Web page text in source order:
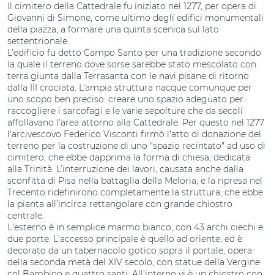
Il cimitero della Cattedrale fu iniziato nel 1277, per opera di
Giovanni di Simone, come ultimo degli edifici monumentali
della piazza, a formare una quinta scenica sul lato
settentrionale.
L’edificio fu detto Campo Santo per una tradizione secondo
la quale il terreno dove sorse sarebbe stato mescolato con
terra giunta dalla Terrasanta con le navi pisane di ritorno
dalla III crociata. L’ampia struttura nacque comunque per
uno scopo ben preciso: creare uno spazio adeguato per
raccogliere i sarcofagi e le varie sepolture che da secoli
affollavano l’area attorno alla Cattedrale. Per questo nel 1277
l'arcivescovo Federico Visconti firmò l'atto di donazione del
terreno per la costruzione di uno "spazio recintato" ad uso di
cimitero, che ebbe dapprima la forma di chiesa, dedicata
alla Trinità. L’interruzione dei lavori, causata anche dalla
sconfitta di Pisa nella battaglia della Meloria, e la ripresa nel
Trecento ridefinirono completamente la struttura, che ebbe
la pianta all’incirca rettangolare con grande chiostro
centrale.
L'esterno è in semplice marmo bianco, con 43 archi ciechi e
due porte. L'accesso principale è quello ad oriente, ed è
decorato da un tabernacolo gotico sopra il portale, opera
della seconda metà del XIV secolo, con statue della Vergine